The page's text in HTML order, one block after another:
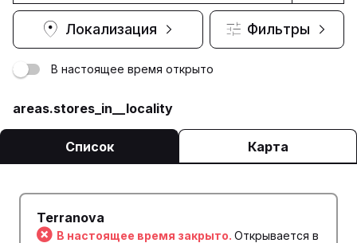
Локализация Фильтры
В настоящее время открыто
areas.stores_in__locality
Список Карта
Terranova
В настоящее время закрыто. Открывается в